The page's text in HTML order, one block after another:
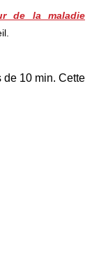
de la maladie
10 min. Cette